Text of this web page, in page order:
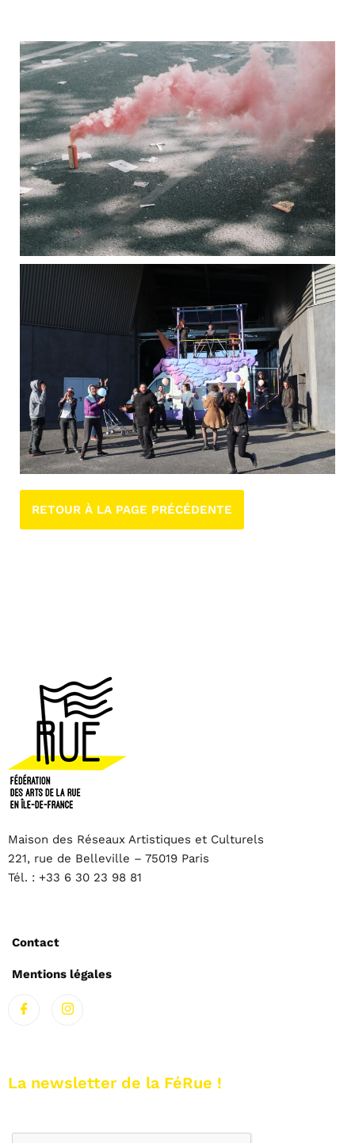
RETOUR À LA PAGE PRÉCÉDENTE
Maison des Réseaux Artistiques et Culturels
221, rue de Belleville – 75019 Paris
Tél. : +33 6 30 23 98 81
Contact
Mentions légales
La newsletter de la FéRue !